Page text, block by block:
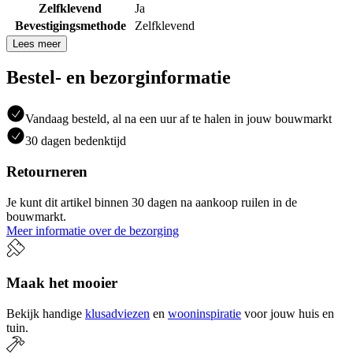
Zelfklevend
Ja
Bevestigingsmethode
Zelfklevend
Lees meer
Bestel- en bezorginformatie
Vandaag besteld, al na een uur af te halen in jouw bouwmarkt
30 dagen bedenktijd
Retourneren
Je kunt dit artikel binnen 30 dagen na aankoop ruilen in de
bouwmarkt.
Meer informatie over de bezorging
Maak het mooier
Bekijk handige klusadviezen en wooninspiratie voor jouw huis en
tuin.